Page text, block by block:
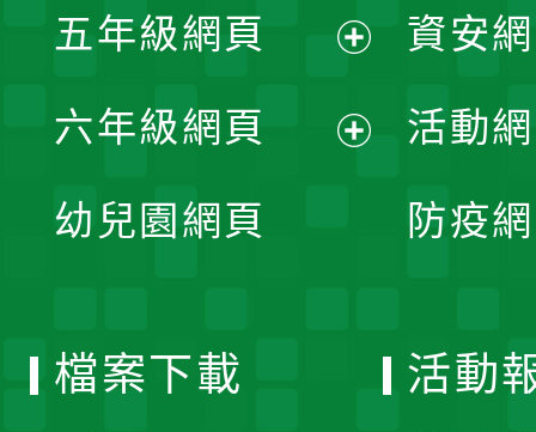
單
選
單
開
選
五年級網頁
開
六年級網頁
幼兒園網頁
資安
活動
防疫
檔案下載 活動